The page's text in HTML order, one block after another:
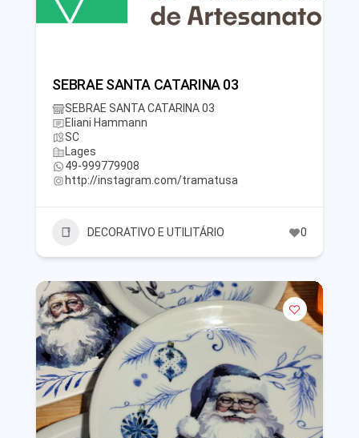
SEBRAE SANTA CATARINA 03
SEBRAE SANTA CATARINA 03
Eliani Hammann
SC
Lages
49-999779908
http://instagram.com/tramatusa
DECORATIVO E UTILITÁRIO 0